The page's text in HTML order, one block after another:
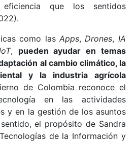
que los sentidos
como las Apps,Drones, IA
, pueden ayudar en temas
al cambio climático, la
y la industria agrícola
de Colombia reconoce el
en las actividades
y en la gestión de los asuntos
el propósito de Sandra
de la Información y